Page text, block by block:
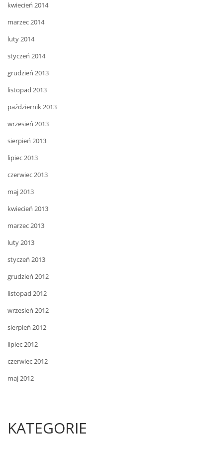
kwiecień 2014
marzec 2014
luty 2014
styczeń 2014
grudzień 2013
listopad 2013
październik 2013
wrzesień 2013
sierpień 2013
lipiec 2013
czerwiec 2013
maj 2013
kwiecień 2013
marzec 2013
luty 2013
styczeń 2013
grudzień 2012
listopad 2012
wrzesień 2012
sierpień 2012
lipiec 2012
czerwiec 2012
maj 2012
KATEGORIE